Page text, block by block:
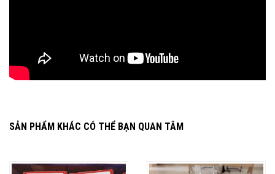
SẢN PHẨM KHÁC CÓ THỂ BẠN QUAN TÂM